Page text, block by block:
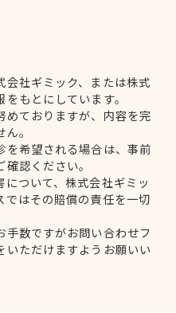
会社ギミック、または株式
もとにしています。
めておりますが、内容を完
。
を希望される場合は、事前
認ください。
ついて、株式会社ギミッ
ではその賠償の責任を一切
数ですがお問い合わせフ
いただけますようお願いい